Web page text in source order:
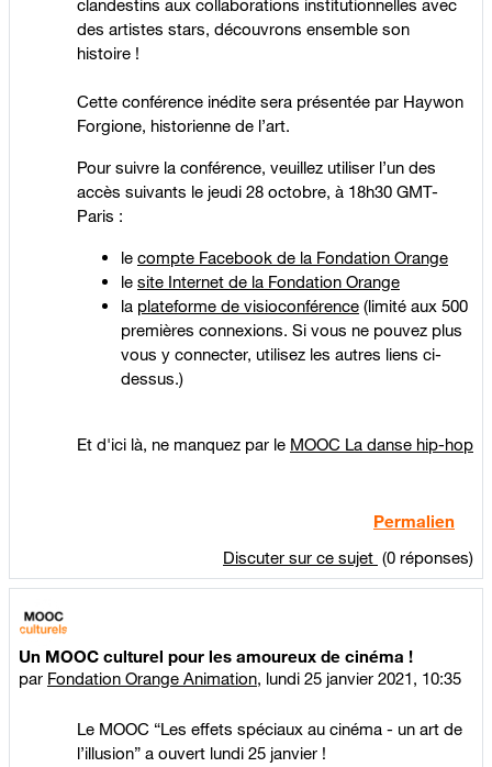
clandestins aux collaborations institutionnelles avec
des artistes stars, découvrons ensemble son
histoire !
Cette conférence inédite sera présentée par Haywon
Forgione, historienne de l’art.
Pour suivre la conférence, veuillez utiliser l’un des
accès suivants le jeudi 28 octobre, à 18h30 GMT-
Paris :
le compte Facebook de la Fondation Orange
le site Internet de la Fondation Orange
la plateforme de visioconférence (limité aux 500
premières connexions. Si vous ne pouvez plus
vous y connecter, utilisez les autres liens ci-
dessus.)
Et d'ici là, ne manquez par le MOOC La danse hip-hop
Permalien
Discuter sur ce sujet (0 réponses)
Un MOOC culturel pour les amoureux de cinéma !
par Fondation Orange Animation, lundi 25 janvier 2021, 10:35
Le MOOC “Les effets spéciaux au cinéma - un art de
l’illusion” a ouvert lundi 25 janvier !